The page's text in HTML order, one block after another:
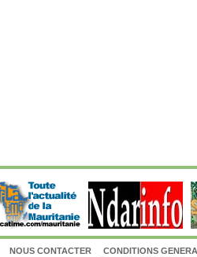
NOUS CONTACTER CONDITIONS